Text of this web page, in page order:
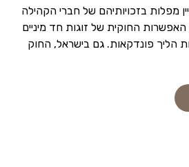
מפלות בזכויותיהם של חברי הקהילה
החוקית של זוגות חד מיניים
הליך פונדקאות. גם בישראל, החוק